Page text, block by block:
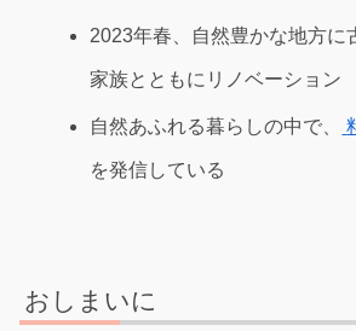
2023年春、自然豊かな地方に
家族とともにリノベーション
自然あふれる暮らしの中で、
を発信している
おしまいに